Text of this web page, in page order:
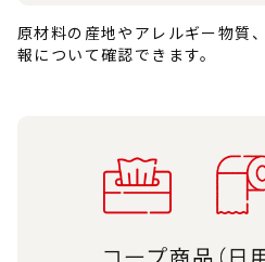
原材料の産地やアレルギー物質
報について確認できます。